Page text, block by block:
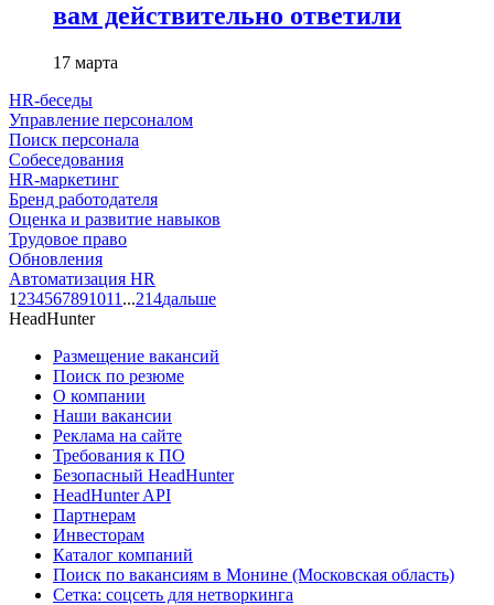
вам действительно ответили
17 марта
HR-беседы
Управление персоналом
Поиск персонала
Собеседования
HR-маркетинг
Бренд работодателя
Оценка и развитие навыков
Трудовое право
Обновления
Автоматизация HR
1 234567891011 ...214дальше
HeadHunter
Размещение вакансий
Поиск по резюме
О компании
Наши вакансии
Реклама на сайте
Требования к ПО
Безопасный HeadHunter
HeadHunter API
Партнерам
Инвесторам
Каталог компаний
Поиск по вакансиям в Монине (Московская область)
Сетка: соцсеть для нетворкинга